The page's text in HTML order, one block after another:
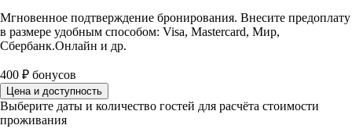
Мгновенное подтверждение бронирования. Внесите предоплату
в размере удобным способом: Visa, Mastercard, Мир,
Сбербанк.Онлайн и др.
400 ₽ бонусов
Цена и доступность
Выберите даты и количество гостей для расчёта стоимости
проживания